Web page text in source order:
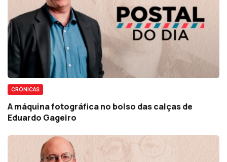
CRÓNICAS
A máquina fotográfica no bolso das calças de
Eduardo Gageiro